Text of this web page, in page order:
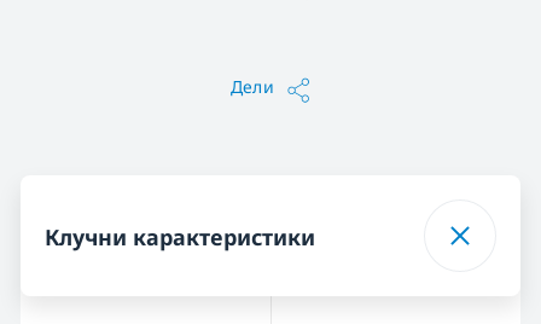
Дели
Клучни карактеристики